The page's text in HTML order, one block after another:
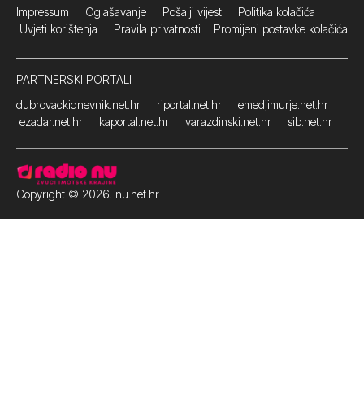
Impressum Oglašavanje Pošalji vijest Politika kolačića
Uvjeti korištenja Pravila privatnosti Promijeni postavke kolačića
PARTNERSKI PORTALI
dubrovackidnevnik.net.hr
riportal.net.hr
emedjimurje.net.hr
ezadar.net.hr
kaportal.net.hr varazdinski.net.hr sib.net.hr
Copyright © 2026. nu.net.hr